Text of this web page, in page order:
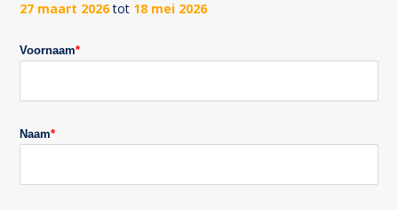
27 maart 2026tot 18 mei 2026
Voornaam*
Naam*